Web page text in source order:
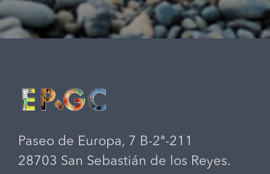
Paseo de Europa, 7 B-2ª-211
28703 San Sebastián de los Reyes.